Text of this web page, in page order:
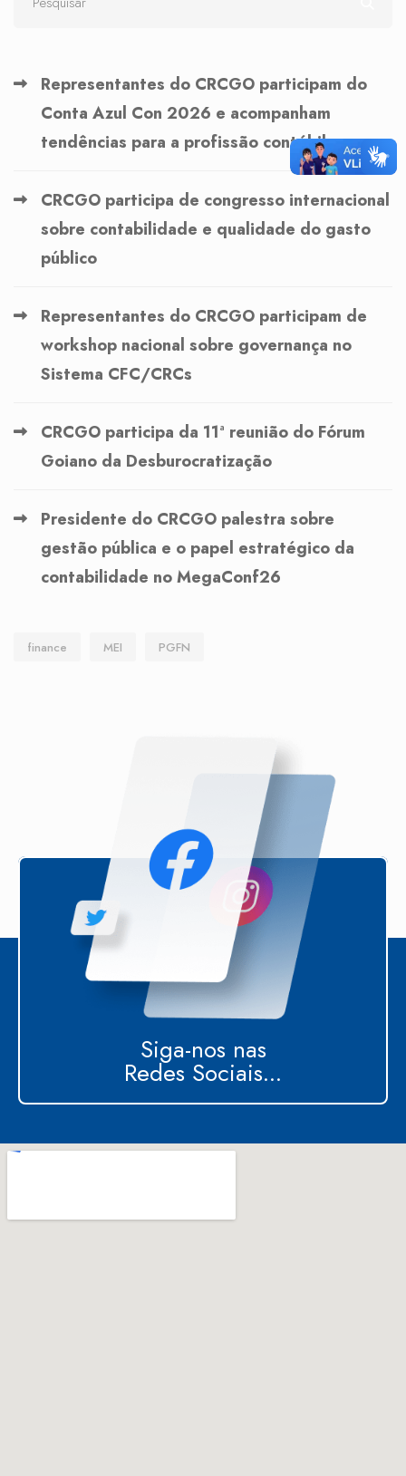
Representantes do CRCGO participam do
Conta Azul Con 2026 e acompanham
tendências para a profissão contábil
CRCGO participa de congresso internacional
sobre contabilidade e qualidade do gasto
público
Representantes do CRCGO participam de
workshop nacional sobre governança no
Sistema CFC/CRCs
CRCGO participa da 11ª reunião do Fórum
Goiano da Desburocratização
Presidente do CRCGO palestra sobre
gestão pública e o papel estratégico da
contabilidade no MegaConf26
finance MEI PGFN
Siga-nos nas
Redes Sociais...